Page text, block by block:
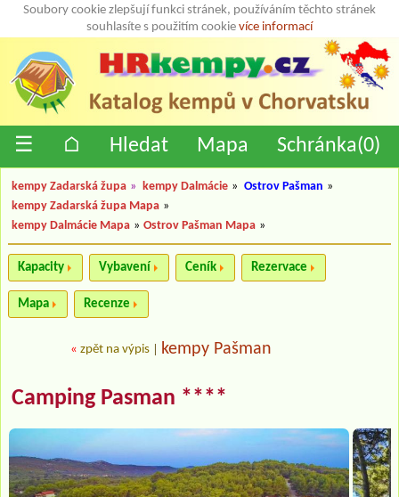
Soubory cookie zlepšují funkci stránek, používáním těchto stránek
souhlasíte s použitím cookie více informací
☰ ⌂ Hledat Mapa Schránka(0)
kempy Zadarská župa » kempy Dalmácie » Ostrov Pašman »
kempy Zadarská župa Mapa »
kempy Dalmácie Mapa » Ostrov Pašman Mapa »
Kapacity Vybavení Ceník Rezervace
Mapa Recenze
« zpět na výpis kempy Pašman
Camping Pasman ****